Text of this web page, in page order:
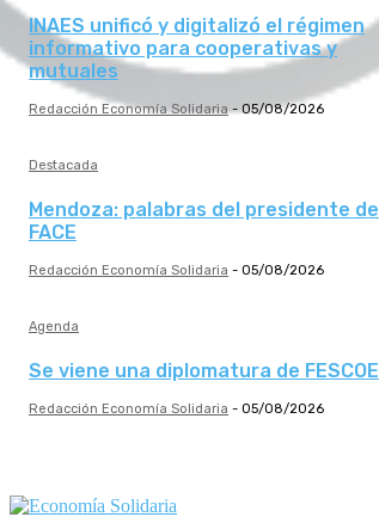
INAES unificó y digitalizó el régimen
informativo para cooperativas y
mutuales
Redacción Economía Solidaria - 05/08/2026
Destacada
Mendoza: palabras del presidente de
FACE
Redacción Economía Solidaria - 05/08/2026
Agenda
Se viene una diplomatura de FESCOE
Redacción Economía Solidaria - 05/08/2026